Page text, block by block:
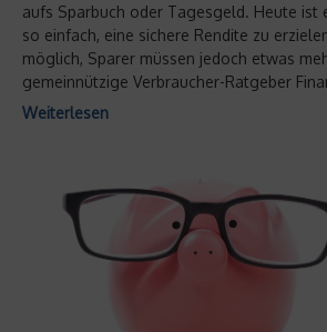
aufs Sparbuch oder Tagesgeld. Heute ist
so einfach, eine sichere Rendite zu
möglich, Sparer müssen jedoch etwas
gemeinnützige Verbraucher-Ratgeber
Weiterlesen